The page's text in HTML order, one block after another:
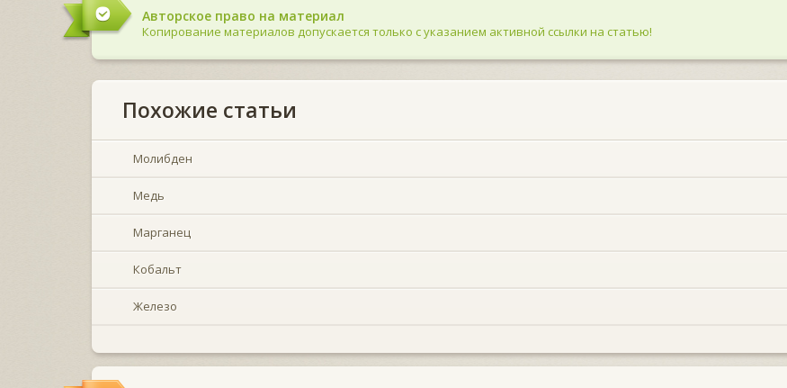
Авторское право на материал
Копирование материалов допускается только с указанием активной ссылки на статью!
Похожие статьи
Молибден
Медь
Марганец
Кобальт
Железо